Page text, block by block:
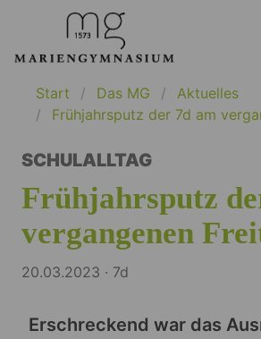
Start Das MG
Aktuelles
Frühjahrsputz der 7d am
SCHULALLTAG
Frühjahrsputz
vergangenen
20.03.2023 · 7d
Erschreckend war das